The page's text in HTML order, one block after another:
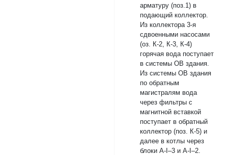
арматуру (поз.1) в
подающий коллектор.
Из коллектора 3-я
сдвоенными насосами
(оз. К-2, К-3, К-4)
горячая вода поступает
в системы ОВ здания.
Из системы ОВ здания
по обратным
магистралям вода
через фильтры с
магнитной вставкой
поступает в обратный
коллектор (поз. К-5) и
далее в котлы через
блоки А-I–3 и А-I–2.